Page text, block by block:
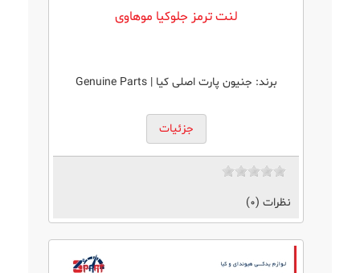
لنت ترمز جلوکیا موهاوی
برند: جنیون پارت اصلی کیا | Genuine Parts
جزئیات
نظرات (0)